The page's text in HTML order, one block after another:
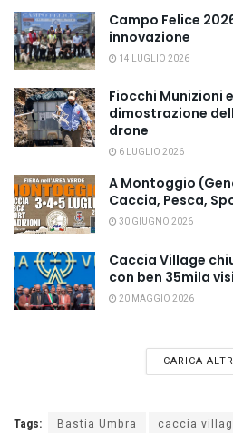
Campo Felice
innovazione
14 LUGLIO 2026
Fiocchi Munizioni
dimostrazione
drone
6 LUGLIO 2026
A Montoggio
Caccia, Pesca,
30 GIUGNO 2026
Caccia Village
con ben 35mila
20 MAGGIO 2026
CARICA
Tags: Bastia Umbra caccia